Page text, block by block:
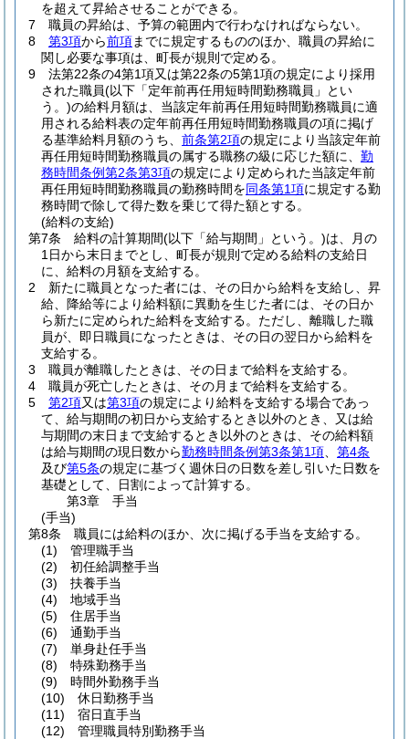
を超えて昇給させることができる。
7
職員の昇給は、予算の範囲内で行わなければならない。
8
第3項から前項までに規定するもののほか、職員の昇給に
関し必要な事項は、町長が規則で定める。
9
法第22条の4第1項又は第22条の5第1項の規定により採用
された職員(以下「定年前再任用短時間勤務職員」とい
う。)の給料月額は、当該定年前再任用短時間勤務職員に適
用される給料表の定年前再任用短時間勤務職員の項に掲げ
る基準給料月額のうち、 前条第2項の規定により当該定年前
再任用短時間勤務職員の属する職務の級に応じた額に、 勤
務時間条例第2条第3項の規定により定められた当該定年前
再任用短時間勤務職員の勤務時間を同条第1項に規定する勤
務時間で除して得た数を乗じて得た額とする。
(給料の支給)
第7条
給料の計算期間(以下「給与期間」という。)は、月の
1日から末日までとし、町長が規則で定める給料の支給日
に、給料の月額を支給する。
2
新たに職員となった者には、その日から給料を支給し、昇
給、降給等により給料額に異動を生じた者には、その日か
ら新たに定められた給料を支給する。 ただし、離職した職
員が、即日職員になったときは、その日の翌日から給料を
支給する。
3
職員が離職したときは、その日まで給料を支給する。
4
職員が死亡したときは、その月まで給料を支給する。
5
第2項又は第3項の規定により給料を支給する場合であっ
て、給与期間の初日から支給するとき以外のとき、又は給
与期間の末日まで支給するとき以外のときは、その給料額
は給与期間の現日数から勤務時間条例第3条第1項
第4条
及び第5条の規定に基づく週休日の日数を差し引いた日数を
基礎として、日割によって計算する。
第3章
手当
(手当)
第8条
職員には給料のほか、次に掲げる手当を支給する。
(1)
管理職手当
(2)
初任給調整手当
(3)
扶養手当
(4)
地域手当
(5)
住居手当
(6)
通勤手当
(7)
単身赴任手当
(8)
特殊勤務手当
(9)
時間外勤務手当
(10)
休日勤務手当
(11)
宿日直手当
(12)
管理職員特別勤務手当